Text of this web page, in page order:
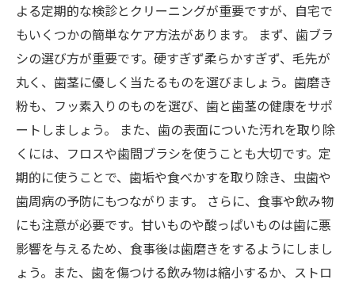
よる定期的な検診とクリーニングが重要ですが、自宅で
もいくつかの簡単なケア方法があります。 まず、歯ブラ
シの選び方が重要です。硬すぎず柔らかすぎず、毛先が
丸く、歯茎に優しく当たるものを選びましょう。歯磨き
粉も、フッ素入りのものを選び、歯と歯茎の健康をサポ
ートしましょう。 また、歯の表面についた汚れを取り除
くには、フロスや歯間ブラシを使うことも大切です。定
期的に使うことで、歯垢や食べかすを取り除き、虫歯や
歯周病の予防にもつながります。 さらに、食事や飲み物
にも注意が必要です。甘いものや酸っぱいものは歯に悪
影響を与えるため、食事後は歯磨きをするようにしまし
ょう。また、歯を傷つける飲み物は縮小するか、ストロ